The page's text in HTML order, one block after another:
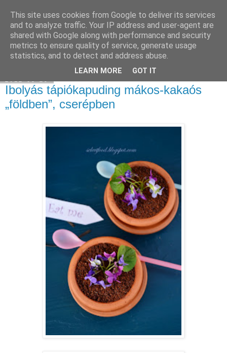
Select food
Ibolyás tápiókapuding mákos-kakaós
„földben”, cserépben
This site uses cookies from Google to deliver its services
and to analyze traffic. Your IP address and user-agent are
shared with Google along with performance and security
metrics to ensure quality of service, generate usage
statistics, and to detect and address abuse.
LEARN MORE GOT IT